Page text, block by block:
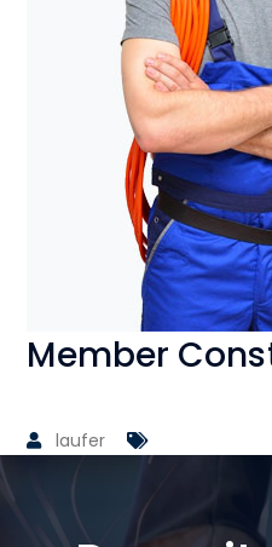
Member
laufer